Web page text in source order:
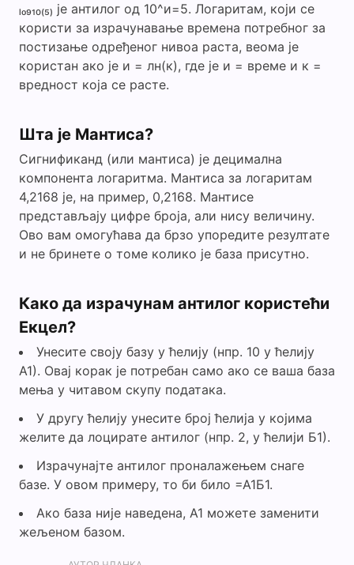
ₗₒ₉₁₀₍₅₎ је антилог од 10^и=5. Логаритам, који се
користи за израчунавање времена потребног за
постизање одређеног нивоа раста, веома је
користан ако је и = лн(к), где је и = време и к =
вредност која се расте.
Шта је Мантиса?
Сигнификанд (или мантиса) је децимална
компонента логаритма. Мантиса за логаритам
4,2168 је, на пример, 0,2168. Мантисе
представљају цифре броја, али нису величину.
Ово вам омогућава да брзо упоредите резултате
и не бринете о томе колико је база присутно.
Како да израчунам антилог користећи
Екцел?
Унесите своју базу у ћелију (нпр. 10 у ћелију
А1). Овај корак је потребан само ако се ваша база
мења у читавом скупу података.
У другу ћелију унесите број ћелија у којима
желите да лоцирате антилог (нпр. 2, у ћелији Б1).
Израчунајте антилог проналажењем снаге
базе. У овом примеру, то би било =А1Б1.
Ако база није наведена, А1 можете заменити
жељеном базом.